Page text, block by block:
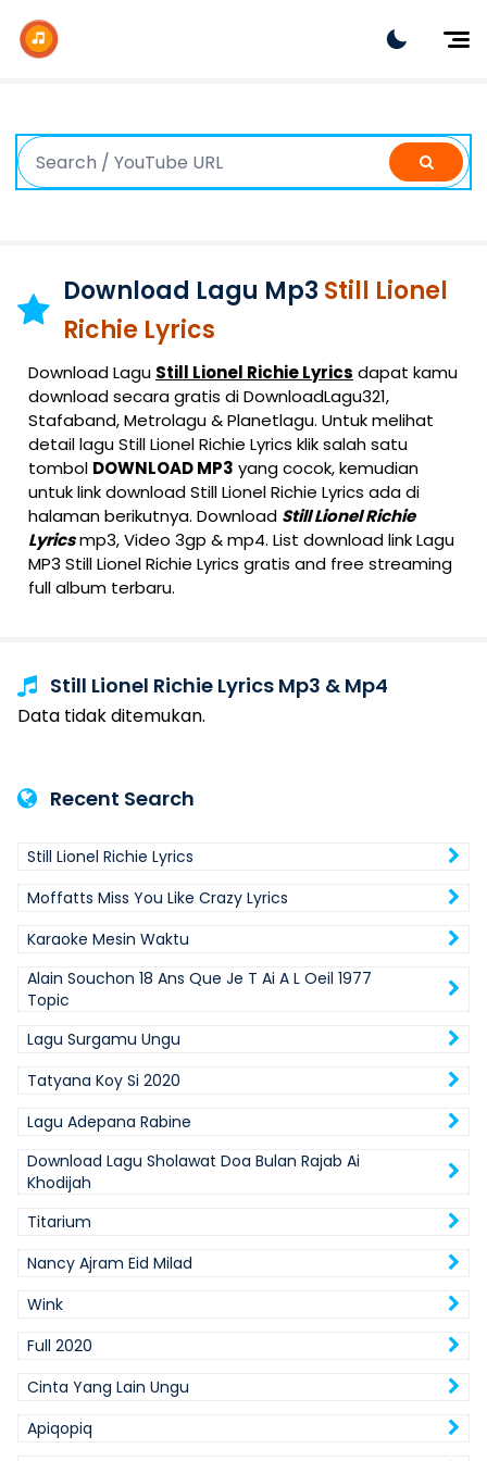
Dangdut
Indonesia
K-Pop
Download Lagu Mp3 Still Lionel
Richie Lyrics
Download Lagu Still Lionel Richie Lyrics dapat kamu
download secara gratis di DownloadLagu321,
Stafaband, Metrolagu & Planetlagu. Untuk melihat
detail lagu Still Lionel Richie Lyrics klik salah satu
tombol DOWNLOAD MP3 yang cocok, kemudian
untuk link download Still Lionel Richie Lyrics ada di
halaman berikutnya. Download Still Lionel Richie
Lyricsmp3, Video 3gp & mp4. List download link Lagu
MP3 Still Lionel Richie Lyrics gratis and free streaming
full album terbaru.
Still Lionel Richie Lyrics Mp3 & Mp4
Data tidak ditemukan.
Recent Search
Still Lionel Richie Lyrics
Moffatts Miss You Like Crazy Lyrics
Karaoke Mesin Waktu
Alain Souchon 18 Ans Que Je T Ai A L Oeil 1977
Topic
Lagu Surgamu Ungu
Tatyana Koy Si 2020
Lagu Adepana Rabine
Download Lagu Sholawat Doa Bulan Rajab Ai
Khodijah
Titarium
Nancy Ajram Eid Milad
Wink
Full 2020
Cinta Yang Lain Ungu
Apiqopiq